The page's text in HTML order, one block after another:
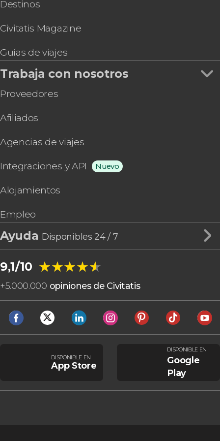
Destinos
Civitatis Magazine
Guías de viajes
Trabaja con nosotros
Proveedores
Afiliados
Agencias de viajes
Integraciones y API Nuevo
Alojamientos
Empleo
Ayuda Disponibles 24 / 7
9,1/10 ★★★★★
★★★★★
+5.000.000 opiniones de Civitatis
DISPONIBLE EN
App Store
DISPONIBLE EN
Google
Play